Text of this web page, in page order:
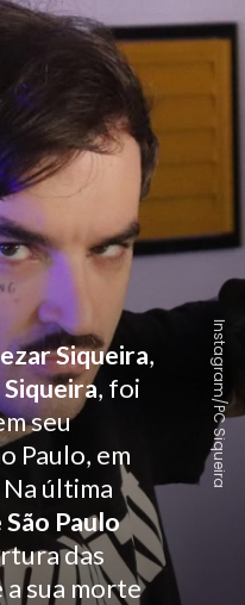
Siqueira,
Siqueira, foi
seu
Paulo, em
última
Paulo
das
sua morte
Instagram/PC Siqueira